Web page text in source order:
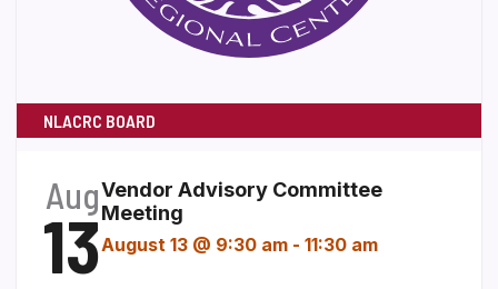
NLACRC BOARD
Aug
13
Vendor Advisory Committee
Meeting
August 13 @ 9:30 am - 11:30 am